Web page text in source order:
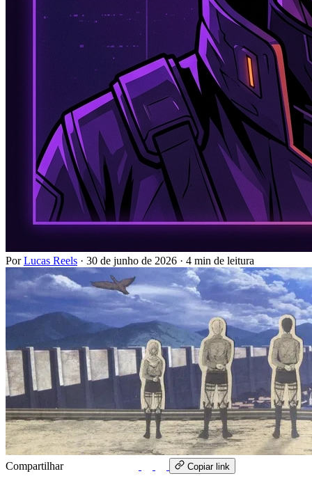
PorLucas Reels · 30 de junho de 2026 · 4 min de leitura
Compartilhar Copiar link